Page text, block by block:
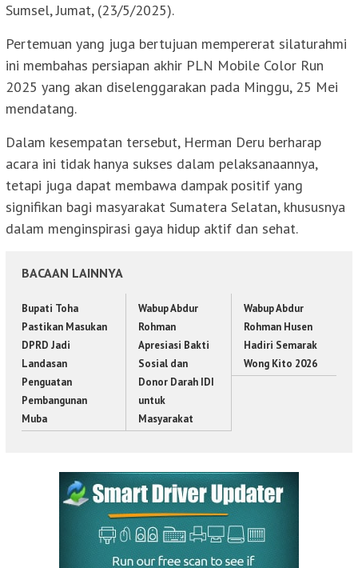
Sumsel, Jumat, (23/5/2025).
Pertemuan yang juga bertujuan mempererat silaturahmi
ini membahas persiapan akhir PLN Mobile Color Run
2025 yang akan diselenggarakan pada Minggu, 25 Mei
mendatang.
Dalam kesempatan tersebut, Herman Deru berharap
acara ini tidak hanya sukses dalam pelaksanaannya,
tetapi juga dapat membawa dampak positif yang
signifikan bagi masyarakat Sumatera Selatan, khususnya
dalam menginspirasi gaya hidup aktif dan sehat.
BACAAN LAINNYA
Bupati Toha
Pastikan Masukan
DPRD Jadi
Landasan
Penguatan
Pembangunan
Muba
Wabup Abdur
Rohman
Apresiasi Bakti
Sosial dan
Donor Darah IDI
untuk
Masyarakat
Wabup Abdur
Rohman Husen
Hadiri Semarak
Wong Kito 2026